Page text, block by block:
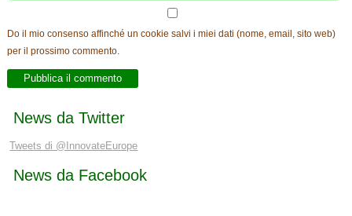
Do il mio consenso affinché un cookie salvi i miei dati (nome, email, sito web)
per il prossimo commento.
News da Twitter
Tweets di @InnovateEurope
News da Facebook